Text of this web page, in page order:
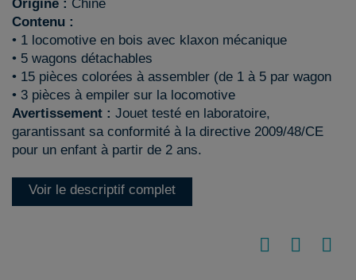
Origine : Chine
Contenu :
• 1 locomotive en bois avec klaxon mécanique
• 5 wagons détachables
• 15 pièces colorées à assembler (de 1 à 5 par wagon
• 3 pièces à empiler sur la locomotive
Avertissement : Jouet testé en laboratoire,
garantissant sa conformité à la directive 2009/48/CE
pour un enfant à partir de 2 ans.
Voir le descriptif complet